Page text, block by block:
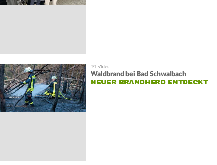
Waldbrand bei Bad Schwalbach
NEUER BRANDHERD ENTDECKT